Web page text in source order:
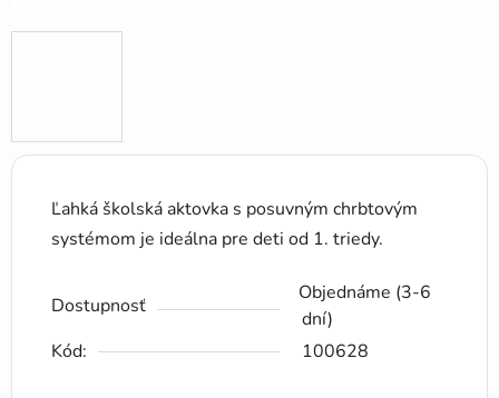
Ľahká školská aktovka s posuvným chrbtovým
systémom je ideálna pre deti od 1. triedy.
Dostupnosť
Objednáme (3-6
dní)
Kód:
100628